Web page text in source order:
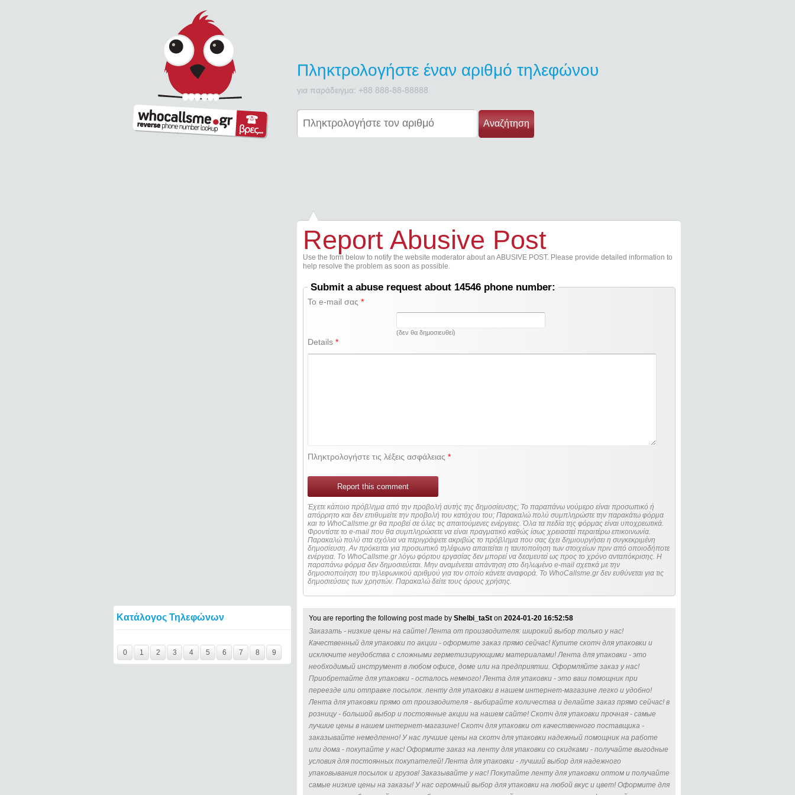
Πληκτρολογήστε έναν αριθμό τηλεφώνου
για παράδειγμα: +88 888-88-88888
Αναζήτηση
Κατάλογος Τηλεφώνων
0
1 2 3 4 5 6 7 8 9
Report Abusive Post
Use the form below to notify the website moderator about an ABUSIVE POST. Please provide detailed information to
help resolve the problem as soon as possible.
Submit a abuse request about 14546 phone number:
Το e-mail σας*
(δεν θα δημοσιευθεί)
Details*
Πληκτρολογήστε τις λέξεις ασφάλειας*
Report this comment
Έχετε κάποιο πρόβλημα από την προβολή αυτής της δημοσίευσης; Το παραπάνω νούμερο είναι προσωπικό ή
απόρρητο και δεν επιθυμείτε την προβολή του κατόχου του; Παρακαλώ πολύ συμπληρώστε την παρακάτω φόρμα
και το WhoCallsme.gr θα προβεί σε όλες τις απαιτούμενες ενέργειες. Όλα τα πεδία της φόρμας είναι υποχρεωτικά.
Φροντίστε το e-mail που θα συμπληρώσετε να είναι πραγματικό καθώς ίσως χρειαστεί περαιτέρω επικοινωνία.
Παρακαλώ πολύ στα σχόλια να περιγράψετε ακριβώς το πρόβλημα που σας έχει δημιουργήσει η συγκεκριμένη
δημοσίευση. Αν πρόκειται για προσωπικό τηλέφωνο απαιτείται η ταυτοποίηση των στοιχείων πριν από οποιοδήποτε
ενέργεια. Τo WhoCallsme.gr λόγω φόρτου εργασίας δεν μπορεί να δεσμευτεί ως προς το χρόνο ανταπόκρισης. Η
παραπάνω φόρμα δεν δημοσιεύεται. Μην αναμένεται απάντηση στο δηλωμένο e-mail σχετικά με την
δημοσιοποίηση του τηλεφωνικού αριθμού για τον οποίο κάνετε αναφορά. Το WhoCallsme.gr δεν ευθύνεται για τις
δημοσιεύσεις των χρηστών. Παρακαλώ δείτε τους όρους χρήσης.
You are reporting the following post made by Shelbi_taSt on 2024-01-20 16:52:58
Заказать - низкие цены на сайте! Лента от производителя: широкий выбор только у нас!
Качественный для упаковки по акции - оформите заказ прямо сейчас! Купите скотч для упаковки и
исключите неудобства с сложными герметизирующими материалами! Лента для упаковки - это
необходимый инструмент в любом офисе, доме или на предприятии. Оформляйте заказ у нас!
Приобретайте для упаковки - осталось немного! Лента для упаковки - это ваш помощник при
переезде или отправке посылок. ленту для упаковки в нашем интернет-магазине легко и удобно!
Лента для упаковки прямо от производителя - выбирайте количества и делайте заказ прямо сейчас! в
розницу - большой выбор и постоянные акции на нашем сайте! Скотч для упаковки прочная - самые
лучшие цены в нашем интернет-магазине! Скотч для упаковки от качественного поставщика -
заказывайте немедленно! У нас лучшие цены на скотч для упаковки надежный помощник на работе
или дома - покупайте у нас! Оформите заказ на ленту для упаковки со скидками - получайте выгодные
условия для постоянных покупателей! Лента для упаковки - лучший выбор для надежного
упаковывания посылок и грузов! Заказывайте у нас! Покупайте ленту для упаковки оптом и получайте
самые низкие цены на заказы! У нас огромный выбор для упаковки на любой вкус и цвет! Оформите для